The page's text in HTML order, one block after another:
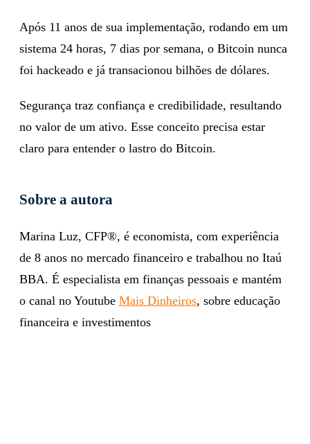
Após 11 anos de sua implementação, rodando em um
sistema 24 horas, 7 dias por semana, o Bitcoin nunca
foi hackeado e já transacionou bilhões de dólares.
Segurança traz confiança e credibilidade, resultando
no valor de um ativo. Esse conceito precisa estar
claro para entender o lastro do Bitcoin.
Sobre a autora
Marina Luz, CFP®, é economista, com experiência
de 8 anos no mercado financeiro e trabalhou no Itaú
BBA. É especialista em finanças pessoais e mantém
o canal no Youtube Mais Dinheiros, sobre educação
financeira e investimentos